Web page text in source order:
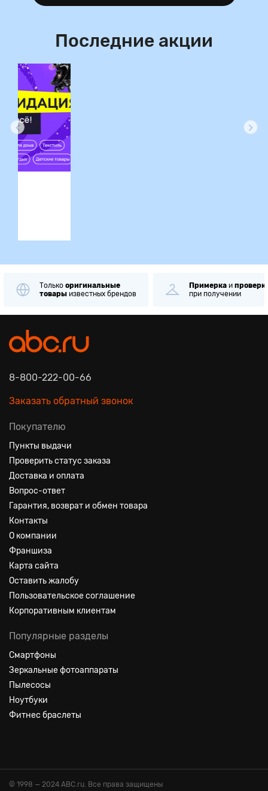
Последние акции
Только оригинальные
товары известных брендов
Примерка и
при получении
8-800-222-00-66
Заказать обратный звонок
Покупателю
Пункты выдачи
Проверить статус заказа
Доставка и оплата
Вопрос-ответ
Гарантия, возврат и обмен товара
Контакты
О компании
Франшиза
Карта сайта
Оставить жалобу
Пользовательское соглашение
Корпоративным клиентам
Популярные разделы
Смартфоны
Зеркальные фотоаппараты
Пылесосы
Ноутбуки
Фитнес браслеты
© 1998 — 2024 ABC.ru. Все права защищены